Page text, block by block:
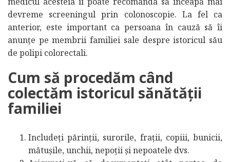
devreme screeningul prin colonoscopie. La fel ca
anterior, este important ca persoana în cauză să îi
anunțe pe membrii familiei sale despre istoricul său
de polipi colorectali.
Cum să procedăm când
colectăm istoricul sănătății
familiei
Includeți părinții, surorile, frații, copiii, bunicii,
mătușile, unchii, nepoții și nepoatele dvs.